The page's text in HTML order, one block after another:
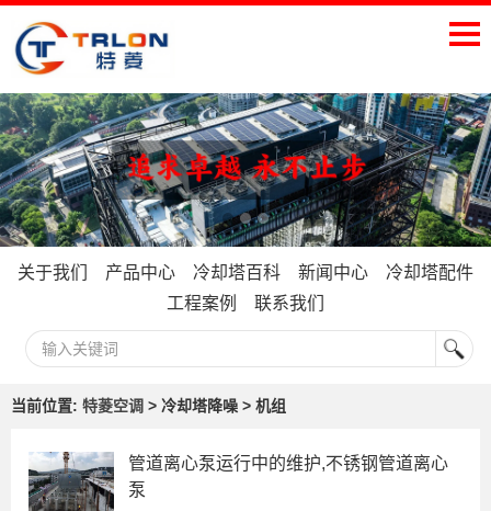
关于我们 产品中心 冷却塔百科 新闻中心
冷却塔配件
工程案例
联系我们
当前位置: 特菱空调 > 冷却塔降噪 > 机组
管道离心泵运行中的维护,不锈钢管道离心
泵